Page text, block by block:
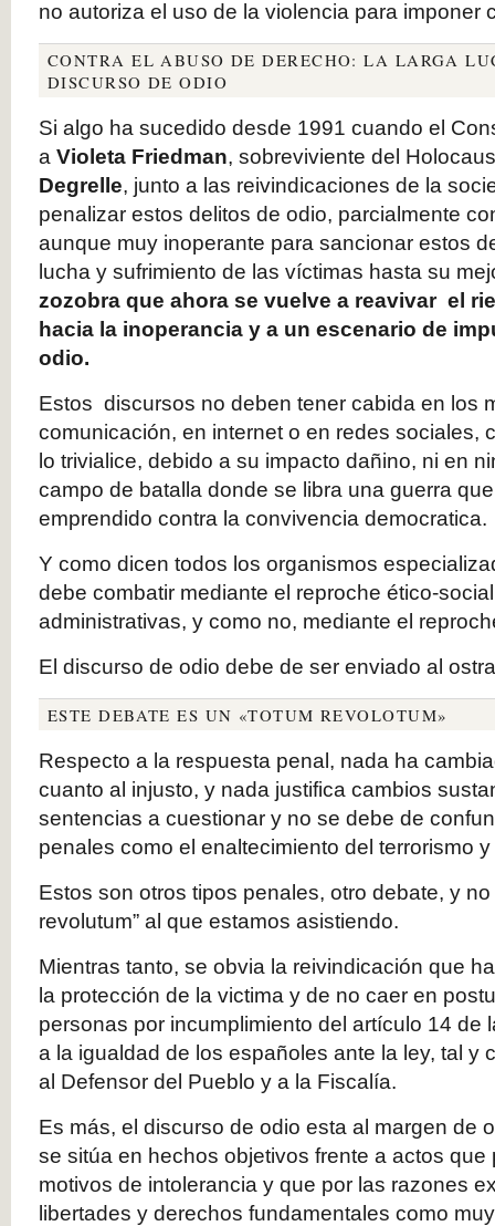
no autoriza el uso de la violencia para imponer
CONTRA EL ABUSO DE DERECHO: LA LARGA
DISCURSO DE ODIO
Si algo ha sucedido desde 1991 cuando el
a Violeta Friedman, sobreviviente del
Degrelle, junto a las reivindicaciones de la
penalizar estos delitos de odio, parcialmente
aunque muy inoperante para sancionar estos
lucha y sufrimiento de las víctimas hasta su
zozobra que ahora se vuelve a reavivar el
hacia la inoperancia y a un escenario de
odio.
Estos discursos no deben tener cabida en los
comunicación, en internet o en redes sociales,
lo trivialice, debido a su impacto dañino, ni en
campo de batalla donde se libra una guerra
emprendido contra la convivencia democratica.
Y como dicen todos los organismos
debe combatir mediante el reproche ético-
administrativas, y como no, mediante el
El discurso de odio debe de ser enviado al
ESTE DEBATE ES UN «TOTUM REVOLOTUM»
Respecto a la respuesta penal, nada ha
cuanto al injusto, y nada justifica cambios
sentencias a cuestionar y no se debe de
penales como el enaltecimiento del terrorismo
Estos son otros tipos penales, otro debate, y no
revolutum” al que estamos asistiendo.
Mientras tanto, se obvia la reivindicación que
la protección de la victima y de no caer en
personas por incumplimiento del artículo 14 de
a la igualdad de los españoles ante la ley, tal y
al Defensor del Pueblo y a la Fiscalía.
Es más, el discurso de odio esta al margen de
se sitúa en hechos objetivos frente a actos que
motivos de intolerancia y que por las razones
libertades y derechos fundamentales como